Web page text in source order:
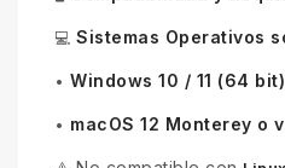
💻 Sistemas Operativos
• Windows 10 / 11 (64 bit)
• macOS 12 Monterey o